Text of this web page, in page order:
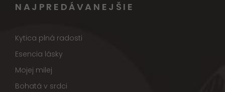
NAJPREDÁVANEJŠIE
Kytica plná radosti
Esencia lásky
Mojej milej
Bohatá v srdci